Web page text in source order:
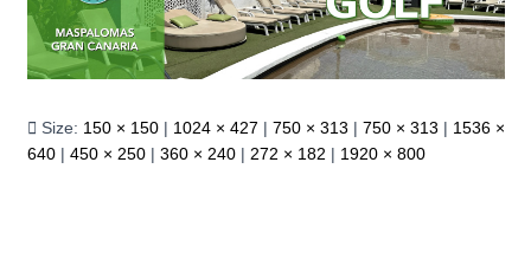
Size: 150 × 150 | 1024 × 427 | 750 × 313 | 750 × 313 | 1536 ×
640 | 450 × 250 | 360 × 240 | 272 × 182 | 1920 × 800